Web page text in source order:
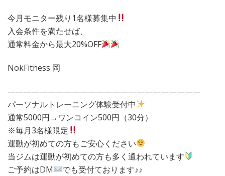
今月モニター残り1名様募集中
入会条件を満たせば、
通常料金から最大20%OFF
NokFitness 岡
————————————————————————
パーソナルトレーニング体験受付中
通常5000円→ワンコイン500円（30分）
※毎月3名様限定
運動が初めての方もご安心ください
当ジムは運動が初めての方も多く通われています
ご予約はDM
でも受付ております♪♪